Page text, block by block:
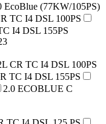
EcoBlue (77KW/105PS)
TC I4 DSL 100PS
I4 DSL 155PS
CR TC I4 DSL 100PS
TC I4 DSL 155PS
2.0 ECOBLUE C